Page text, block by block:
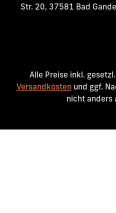
Str. 20, 37581 Bad
Alle Preise inkl.
Versandkosten und ggf.
nicht anders